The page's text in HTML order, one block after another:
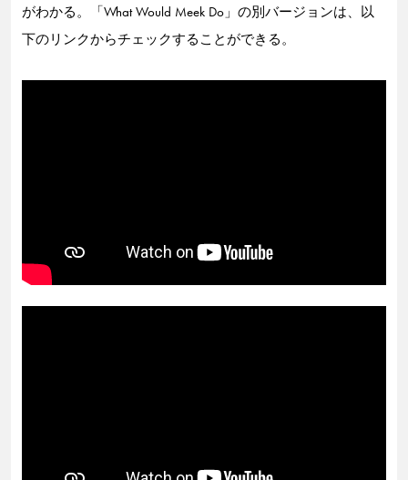
がわかる。「What Would Meek Do」の別バージョンは、以
下のリンクからチェックすることができる。